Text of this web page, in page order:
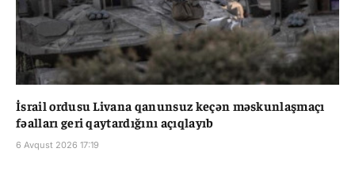
İsrail ordusu Livana qanunsuz keçən məskunlaşmaçı
fəalları geri qaytardığını açıqlayıb
6 Avqust 2026 17:19